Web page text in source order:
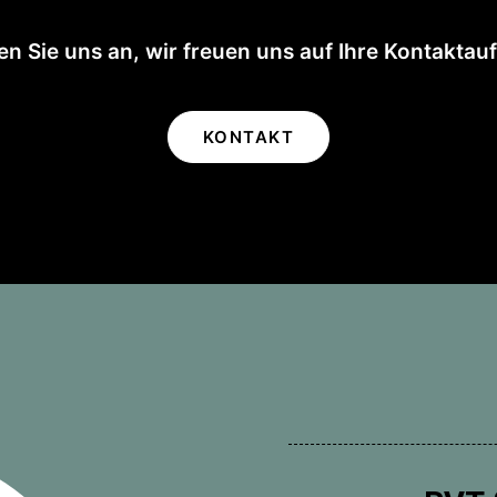
Sie uns an, wir freuen uns auf Ihre
KONTAKT